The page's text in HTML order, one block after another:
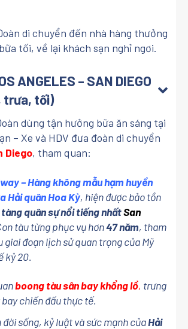
di chuyển đến nhà hàng thưởng
tối, về lại khách sạn nghỉ ngơi.
ANGELES – SAN DIEGO
trưa, tối)
dùng tận hưởng bữa ăn sáng tại
– Xe và HDV đưa đoàn di chuyển
Diego, tham quan:
– Hàng không mẫu hạm huyền
Hải quân Hoa Kỳ, hiện được bảo tồn
quân sự nổi tiếng nhấtSan
tàu từng phục vụ hơn47 năm, tham
giai đoạn lịch sử quan trọng của Mỹ
kỷ 20.
boong tàu sân bay khổng lồ, trưng
chiến đấu thực tế.
đời sống, kỷ luật và sức mạnh củaHải